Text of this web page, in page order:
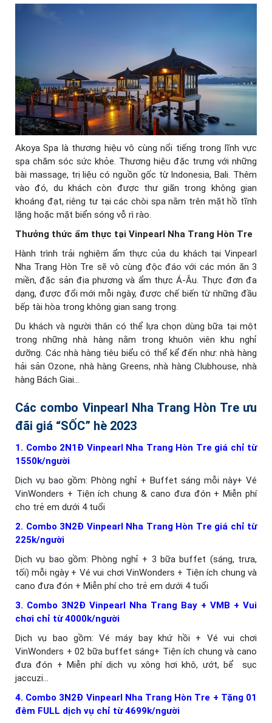
Akoya Spa là thương hiệu vô cùng nổi tiếng trong lĩnh vực
spa chăm sóc sức khỏe. Thương hiệu đặc trưng với những
bài massage, trị liệu có nguồn gốc từ Indonesia, Bali. Thêm
vào đó, du khách còn được thư giãn trong không gian
khoáng đạt, riêng tư tại các chòi spa nằm trên mặt hồ tĩnh
lặng hoặc mặt biển sóng vỗ rì rào.
Thưởng thức ẩm thực tại Vinpearl Nha Trang Hòn Tre
Hành trình trải nghiệm ẩm thực của du khách tại Vinpearl
Nha Trang Hòn Tre sẽ vô cùng độc đáo với các món ăn 3
miền, đặc sản địa phương và ẩm thực Á-Âu. Thực đơn đa
dạng, được đổi mới mỗi ngày, được chế biến từ những đầu
bếp tài hòa trong không gian sang trọng.
Du khách và người thân có thể lựa chọn dùng bữa tại một
trong những nhà hàng nằm trong khuôn viên khu nghỉ
dưỡng. Các nhà hàng tiêu biểu có thể kể đến như: nhà hàng
hải sản Ozone, nhà hàng Greens, nhà hàng Clubhouse, nhà
hàng Bách Giai…
Các combo Vinpearl Nha Trang Hòn Tre ưu
đãi giá “SỐC” hè 2023
1. Combo 2N1Đ Vinpearl Nha Trang Hòn Tre giá chỉ từ
1550k/người
Dịch vụ bao gồm: Phòng nghỉ + Buffet sáng mỗi này+ Vé
VinWonders + Tiện ích chung & cano đưa đón + Miễn phí
cho trẻ em dưới 4 tuổi
2. Combo 3N2Đ Vinpearl Nha Trang Hòn Tre giá chỉ từ
225k/người
Dịch vụ bao gồm: Phòng nghỉ + 3 bữa buffet (sáng, trưa,
tối) mỗi ngày + Vé vui chơi VinWonders + Tiện ích chung và
cano đưa đón + Miễn phí cho trẻ em dưới 4 tuổi
3. Combo 3N2Đ Vinpearl Nha Trang Bay + VMB + Vui
chơi chỉ từ 4000k/người
Dịch vụ bao gồm: Vé máy bay khứ hồi + Vé vui chơi
VinWonders + 02 bữa buffet sáng+ Tiện ích chung và cano
đưa đón + Miễn phí dịch vụ xông hơi khô, ướt, bể sục
jaccuzi…
4. Combo 3N2Đ Vinpearl Nha Trang Hòn Tre + Tặng 01
đêm FULL dịch vụ chỉ từ 4699k/người